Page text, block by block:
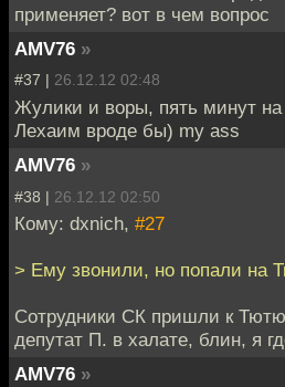
применяет? вот в чем вопрос
AMV76 »
#37 | 26.12.12 02:48
Жулики и воры, пять минут
Лехаим вроде бы) my ass
AMV76 »
#38 | 26.12.12 02:50
Кому: dxnich, #27
> Ему звонили, но попали на
Сотрудники СК пришли к
депутат П. в халате, блин, я
AMV76 »